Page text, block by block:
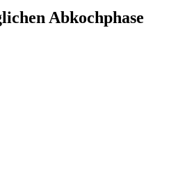
Abkochphase